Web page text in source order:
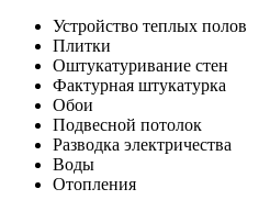
Устройство теплых полов
Плитки
Оштукатуривание стен
Фактурная штукатурка
Обои
Подвесной потолок
Разводка электричества
Воды
Отопления